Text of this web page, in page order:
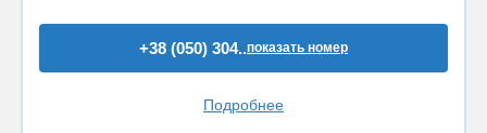
+38 (050) 304..показать номер
Подробнее